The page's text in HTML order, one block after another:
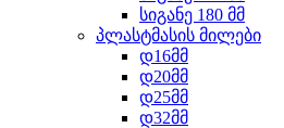
სიგანე 180 მმ
პლასტმასის მილები
დ16მმ
დ20მმ
დ25მმ
დ32მმ